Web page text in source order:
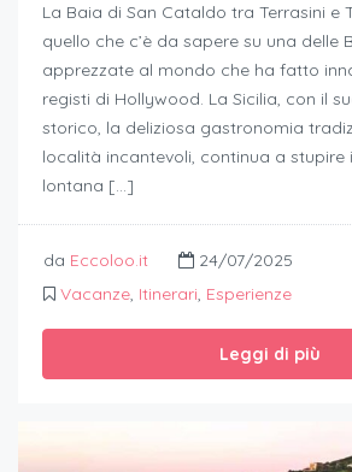
La Baia di San Cataldo tra Terrasini e
quello che c’è da sapere su una delle
apprezzate al mondo che ha fatto
registi di Hollywood. La Sicilia, con il
storico, la deliziosa gastronomia
località incantevoli, continua a stupire
lontana […]
da Eccoloo.it
24/07/2025
Vacanze, Itinerari, Esperienze
Leggi di più